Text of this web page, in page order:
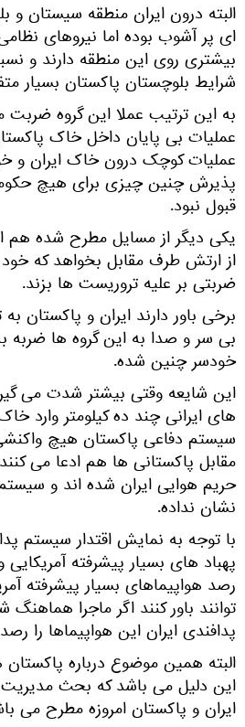
البته درون ایران منطقه سیستان
ای پر آشوب بوده اما نیروهای
بیشتری روی این منطقه دارند و
شرایط بلوچستان پاکستان بسیار
به این ترتیب عملا این گروه ضربت
عملیات بی پایان داخل خاک
عملیات کوچک درون خاک ایران و
پذیرش چنین چیزی برای هیچ
قبول نبود.
یکی دیگر از مسایل مطرح شده هم
از ارتش طرف مقابل بخواهد که
ضربتی بر علیه تروریست ها بزند.
برخی باور دارند ایران و پاکستان
بی سر و صدا به این گروه ها ضربه
خودسر چنین شده.
این شایعه وقتی بیشتر شدت می
های ایرانی چند ده کیلومتر وارد
سیستم دفاعی پاکستان هیچ
مقابل پاکستانی ها هم ادعا می
حریم هوایی ایران شده اند و
نشان نداده.
با توجه به نمایش اقتدار سیستم
پهباد های بسیار پیشرفته
رصد هواپیماهای بسیار پیشرفته
توانند باور کنند اگر ماجرا
پدافندی ایران این هواپیماها را
البته همین موضوع درباره
این دلیل می باشد که بحث
ایران و پاکستان امروزه مطرح می